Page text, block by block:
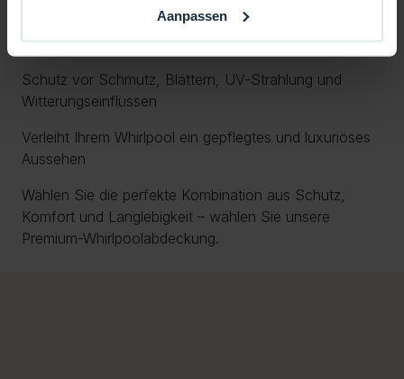
Aanpassen
Stabile Sicherheitsgurte für maximale Stabilität
Einfache Handhabung dank integrierter Griffe
Schutz vor Schmutz, Blättern, UV-Strahlung und
Witterungseinflüssen
Verleiht Ihrem Whirlpool ein gepflegtes und luxuriöses
Aussehen
Wählen Sie die perfekte Kombination aus Schutz,
Komfort und Langlebigkeit – wählen Sie unsere
Premium-Whirlpoolabdeckung.